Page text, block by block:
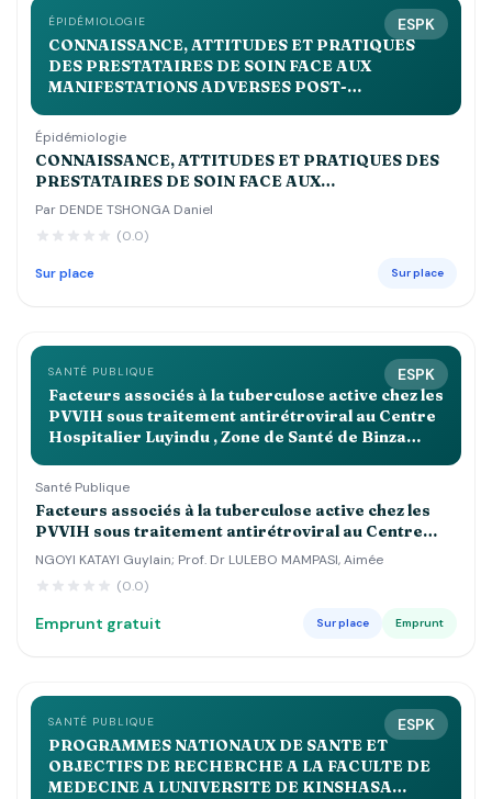
ESPK
ÉPIDÉMIOLOGIE
CONNAISSANCE, ATTITUDES ET PRATIQUES
DES PRESTATAIRES DE SOIN FACE AUX
MANIFESTATIONS ADVERSES POST-
KALEME EN 2023
Épidémiologie
CONNAISSANCE, ATTITUDES ET PRATIQUES DES
PRESTATAIRES DE SOIN FACE AUX
MANIFESTATIONS ADVERSES POST-
KALEME EN 2023
Par DENDE TSHONGA Daniel
(0.0)
Sur place Sur place
ESPK
SANTÉ PUBLIQUE
Facteurs associés à la tuberculose active chez les
PVVIH sous traitement antirétroviral au Centre
Hospitalier Luyindu , Zone de Santé de Binza
Santé Publique
Facteurs associés à la tuberculose active chez les
PVVIH sous traitement antirétroviral au Centre
Hospitalier Luyindu , Zone de Santé de Binza Ozone
Kinshasa 2021 2022
NGOYI KATAYI Guylain; Prof. Dr LULEBO MAMPASI, Aimée
(0.0)
Emprunt gratuit Sur place Emprunt
ESPK
SANTÉ PUBLIQUE
PROGRAMMES NATIONAUX DE SANTE ET
OBJECTIFS DE RECHERCHE A LA FACULTE DE
MEDECINE A LUNIVERSITE DE KINSHASA